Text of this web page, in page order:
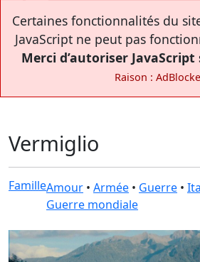
Certaines fonctionnalités du
JavaScript ne peut pas
Merci d’autoriser
Raison :
Vermiglio
FamilleAmour • Armée • Guerre •
Guerre mondiale